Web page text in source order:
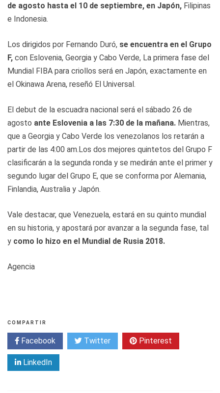
de agosto hasta el 10 de septiembre, en Japón, Filipinas
e Indonesia.
Los dirigidos por Fernando Duró, se encuentra en el Grupo
F, con Eslovenia, Georgia y Cabo Verde, La primera fase del
Mundial FIBA para criollos será en Japón, exactamente en
el Okinawa Arena, reseñó El Universal.
El debut de la escuadra nacional será el sábado 26 de
agosto ante Eslovenia a las 7:30 de la mañana. Mientras,
que a Georgia y Cabo Verde los venezolanos los retarán a
partir de las 4:00 am.Los dos mejores quintetos del Grupo F
clasificarán a la segunda ronda y se medirán ante el primer y
segundo lugar del Grupo E, que se conforma por Alemania,
Finlandia, Australia y Japón.
Vale destacar, que Venezuela, estará en su quinto mundial
en su historia, y apostará por avanzar a la segunda fase, tal
y como lo hizo en el Mundial de Rusia 2018.
Agencia
COMPARTIR
Facebook Twitter Pinterest
LinkedIn